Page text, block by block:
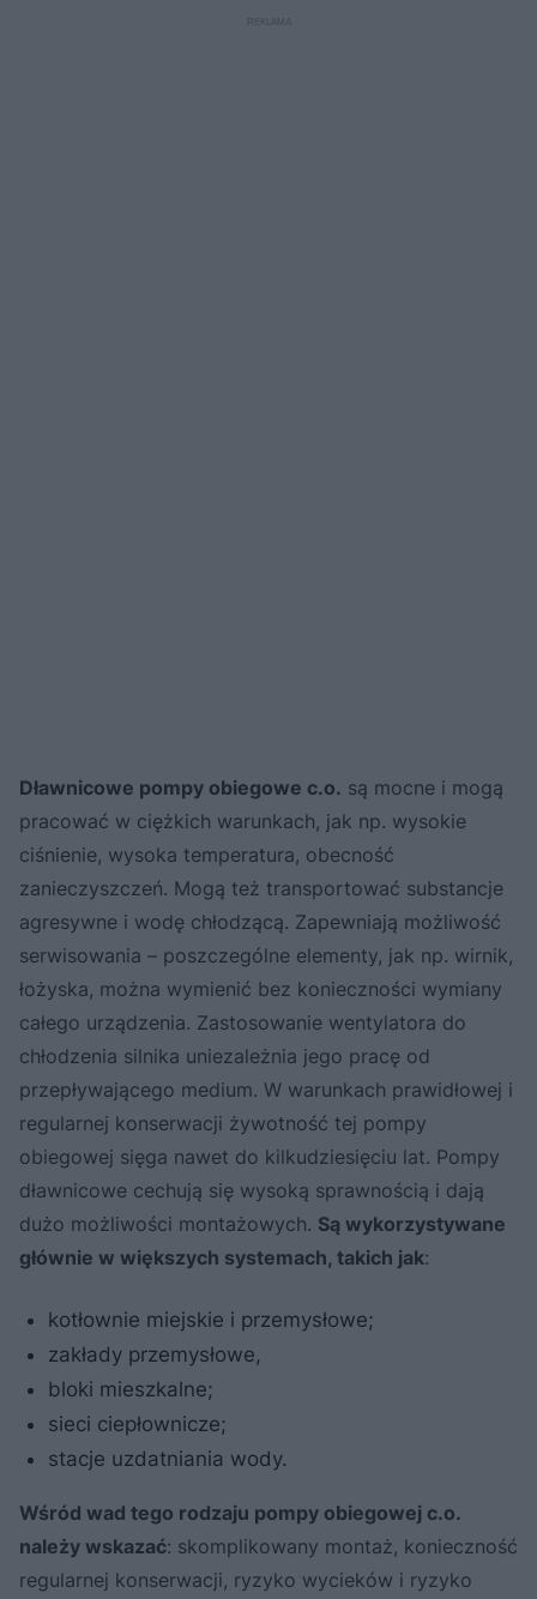
Dławnicowe pompy obiegowe c.o. są mocne i mogą
pracować w ciężkich warunkach, jak np. wysokie
ciśnienie, wysoka temperatura, obecność
zanieczyszczeń. Mogą też transportować substancje
agresywne i wodę chłodzącą. Zapewniają możliwość
serwisowania – poszczególne elementy, jak np. wirnik,
łożyska, można wymienić bez konieczności wymiany
całego urządzenia. Zastosowanie wentylatora do
chłodzenia silnika uniezależnia jego pracę od
przepływającego medium. W warunkach prawidłowej i
regularnej konserwacji żywotność tej pompy
obiegowej sięga nawet do kilkudziesięciu lat. Pompy
dławnicowe cechują się wysoką sprawnością i dają
dużo możliwości montażowych. Są wykorzystywane
głównie w większych systemach, takich jak:
kotłownie miejskie i przemysłowe;
zakłady przemysłowe,
bloki mieszkalne;
sieci ciepłownicze;
stacje uzdatniania wody.
Wśród wad tego rodzaju pompy obiegowej c.o.
należy wskazać: skomplikowany montaż, konieczność
regularnej konserwacji, ryzyko wycieków i ryzyko